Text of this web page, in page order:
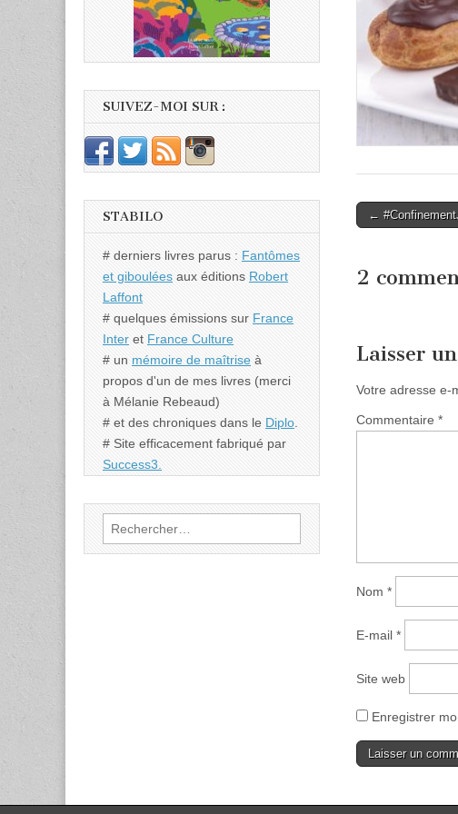
Post
←
2
Laisser
Votre adresse e-
Commentaire *
Nom *
E-mail *
Site web
Enregistrer
SUIVEZ-MOI SUR :
STABILO
# derniers livres parus : Fantômes
et giboulées aux éditions Robert
Laffont
# quelques émissions sur France
Inter et France Culture
# un mémoire de maîtrise à
propos d'un de mes livres (merci
à Mélanie Rebeaud)
# et des chroniques dans le Diplo
# Site efficacement fabriqué par
Success3.
Rechercher :